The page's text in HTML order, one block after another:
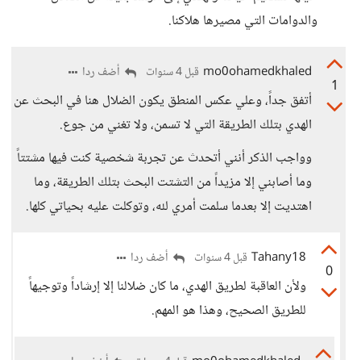
والدوامات التي مصيرها هلاكنا.
1
mo0ohamedkhaled قبل 4 سنوات أضف ردا
أتفق جداً، وعلي عكس المنطق يكون الضلال هنا في البحث عن
الهدي بتلك الطريقة التي لا تسمن، ولا تغني من جوع.
وواجب الذكر أنني أتحدث عن تجربة شخصية كنت فيها مشتتاً
وما أصابني إلا مزيداً من التشتت البحث بتلك الطريقة، وما
اهتديت إلا بعدما سلمت أمري لله، وتوكلت عليه بحياتي كلها.
0
Tahany18 قبل 4 سنوات أضف ردا
ولأن العاقبة لطريق الهدي، ما كان ضلالنا إلا إرشاداً وتوجيهاً
للطريق الصحيح، وهذا هو المهم.